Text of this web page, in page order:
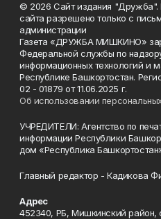
© 2026 Сайт издания "Дружба".
сайта разрешено только с
администрации
Газета «ДРУЖБА МИШКИНО»
Федеральной службы по
информационных технологий и
Республике Башкортостан.
02 - 01879 от 11.06.2025 г.
Об использовании
УЧРЕДИТЕЛИ: Агентство по
информации Республики
дом «Республика
Главный редактор - Кадикова
Адрес
452340, РБ, Мишкинский район,